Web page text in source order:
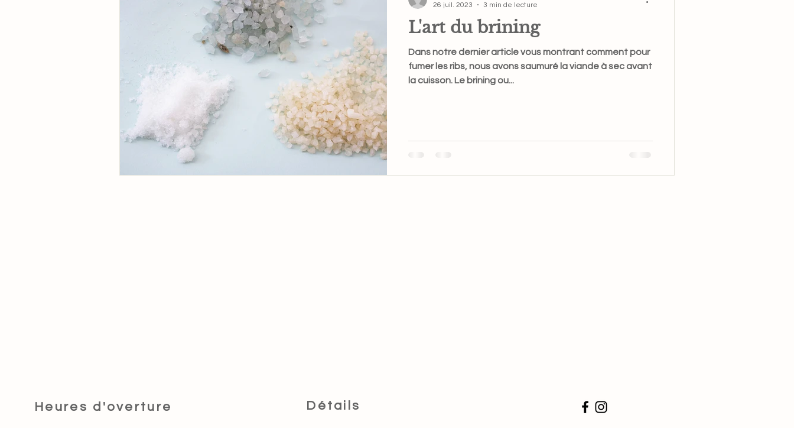
L'art du brining
Dans notre dernier article vous montrant comment pour
fumer les ribs, nous avons saumuré la viande à sec avant
la cuisson. Le brining ou...
26 juil. 2023
3 min de lecture
Heures d'overture Détails